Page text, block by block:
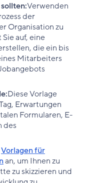
Verwenden
der
Organisation zu
auf, eine
die ein bis
Mitarbeiters
Diese Vorlage
Erwartungen
Formularen, E-
des
Vorlagen für
an, um Ihnen zu
zu skizzieren und